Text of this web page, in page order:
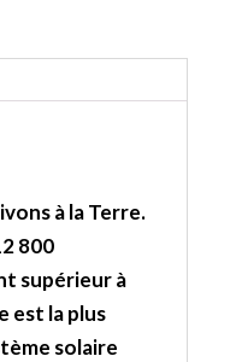
à la Terre.
800
supérieur à
est la plus
solaire